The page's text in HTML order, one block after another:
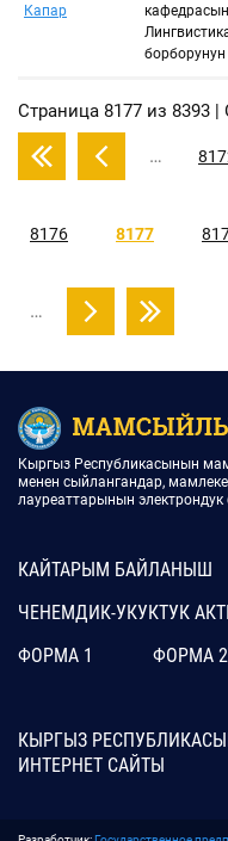
Капар
Страница 8177 из 8393
…
8176 8177
…
Кыргыз Республикасынын
менен сыйлангандар,
лауреаттарынын электрондук
КАЙТАРЫМ БАЙЛАНЫШ
ЧЕНЕМДИК-УКУКТУК
ФОРМА 1
ФОРМА 2
КЫРГЫЗ
ИНТЕРНЕТ САЙТЫ